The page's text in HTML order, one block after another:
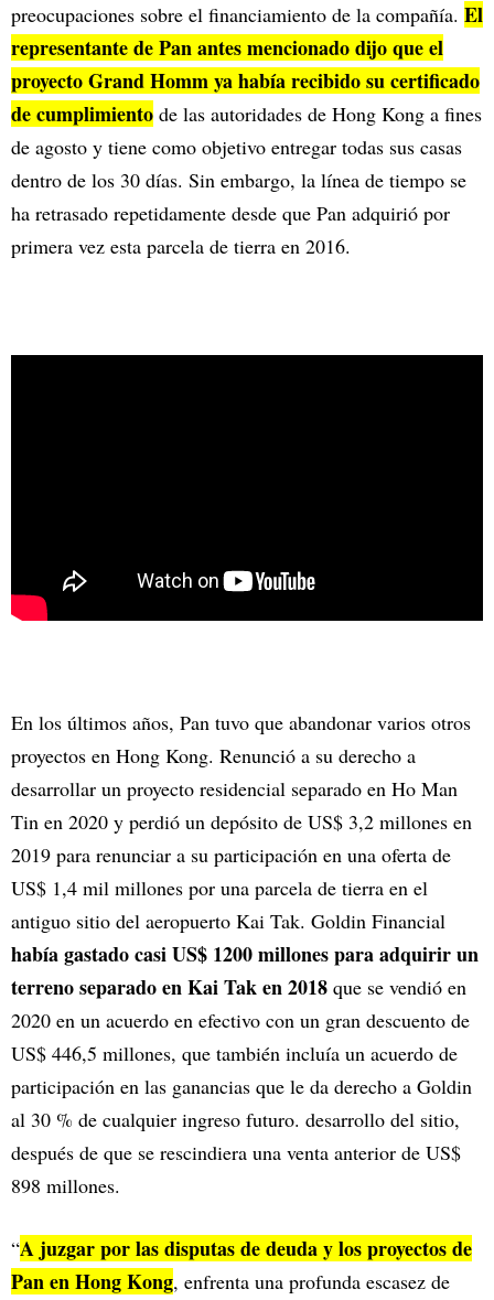
preocupaciones sobre el financiamiento de la compañía. El
representante de Pan antes mencionado dijo que el
proyecto Grand Homm ya había recibido su certificado
de cumplimiento de las autoridades de Hong Kong a fines
de agosto y tiene como objetivo entregar todas sus casas
dentro de los 30 días. Sin embargo, la línea de tiempo se
ha retrasado repetidamente desde que Pan adquirió por
primera vez esta parcela de tierra en 2016.
En los últimos años, Pan tuvo que abandonar varios otros
proyectos en Hong Kong. Renunció a su derecho a
desarrollar un proyecto residencial separado en Ho Man
Tin en 2020 y perdió un depósito de US$ 3,2 millones en
2019 para renunciar a su participación en una oferta de
US$ 1,4 mil millones por una parcela de tierra en el
antiguo sitio del aeropuerto Kai Tak. Goldin Financial
había gastado casi US$ 1200 millones para adquirir un
terreno separado en Kai Tak en 2018 que se vendió en
2020 en un acuerdo en efectivo con un gran descuento de
US$ 446,5 millones, que también incluía un acuerdo de
participación en las ganancias que le da derecho a Goldin
al 30 % de cualquier ingreso futuro. desarrollo del sitio,
después de que se rescindiera una venta anterior de US$
898 millones.
“A juzgar por las disputas de deuda y los proyectos de
Pan en Hong Kong, enfrenta una profunda escasez de